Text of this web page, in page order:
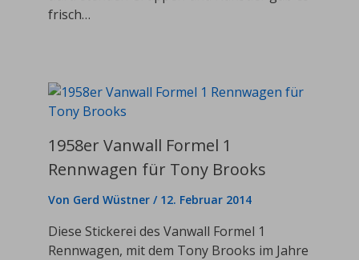
frisch…
1958er Vanwall Formel 1
Rennwagen für Tony Brooks
Von Gerd Wüstner / 12. Februar 2014
Diese Stickerei des Vanwall Formel 1
Rennwagen, mit dem Tony Brooks im Jahre